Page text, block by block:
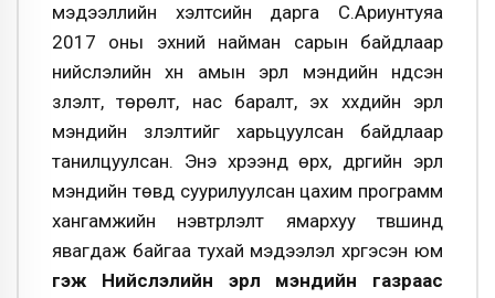
мэдээллийн хэлтсийн дарга С.Ариунтуяа
2017 оны эхний найман сарын байдлаар
нийслэлийн хүн амын эрүүл мэндийн үндсэн
үзүүлэлт, төрөлт, нас баралт, эх хүүхдийн эрүүл
мэндийн үзүүлэлтийг харьцуулсан байдлаар
танилцуулсан. Энэ хүрээнд өрх, дүүргийн эрүүл
мэндийн төвд суурилуулсан цахим программ
хангамжийн нэвтрүүлэлт ямархуу түвшинд
явагдаж байгаа тухай мэдээлэл хүргэсэн юм
гэж Нийслэлийн эрүүл мэндийн газраас